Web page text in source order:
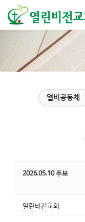
열비공동체
2026.05.10 주보
열린비전교회